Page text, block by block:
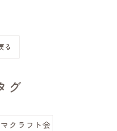
る
グ
クラフト会